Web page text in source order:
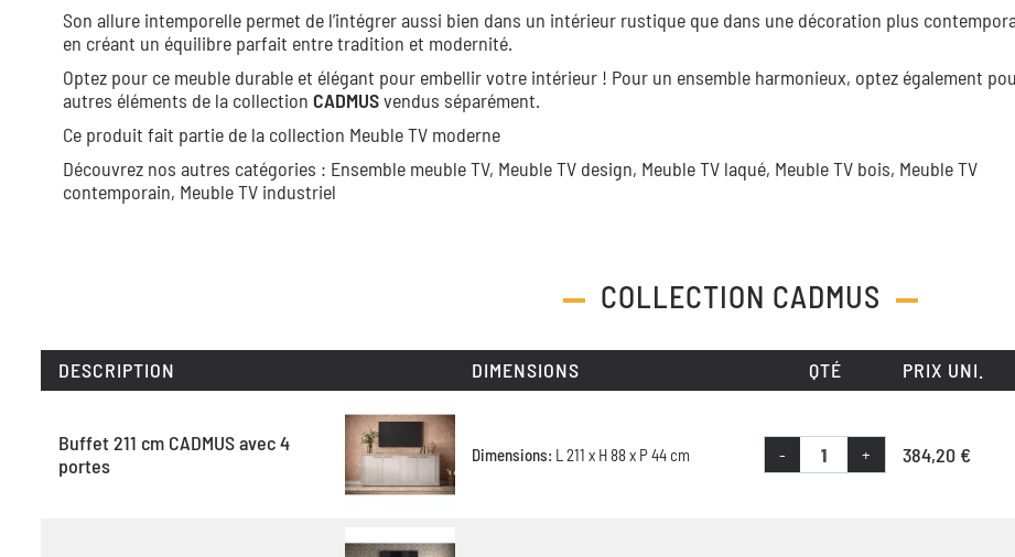
Son allure intemporelle permet de l’intégrer aussi bien dans un intérieur rustique que dans une décoration plus
en créant un équilibre parfait entre tradition et modernité.
Optez pour ce meuble durable et élégant pour embellir votre intérieur ! Pour un ensemble harmonieux, optez également
autres éléments de la collection CADMUSvendus séparément.
Ce produit fait partie de la collection Meuble TV moderne
Découvrez nos autres catégories : Ensemble meuble TV, Meuble TV design, Meuble TV laqué, Meuble TV bois, Meuble TV
contemporain, Meuble TV industriel
COLLECTION CADMUS
DESCRIPTION DIMENSIONS QTÉ PRIX UNI.
Buffet 211 cm CADMUS avec 4
portes
Dimensions: L 211 x H 88 x P 44 cm - + 384,20 €